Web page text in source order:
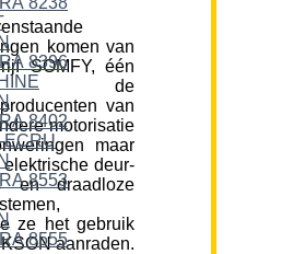
komen van
SOMFY, één
de
van
motorisatie
maar
deur-
en draadloze
ze het gebruik
aanraden.